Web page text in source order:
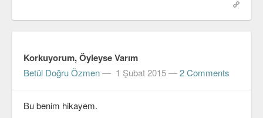
Korkuyorum, Öyleyse Varım
Betül Doğru Özmen— 1 Şubat 2015—2 Comments
Bu benim hikayem.